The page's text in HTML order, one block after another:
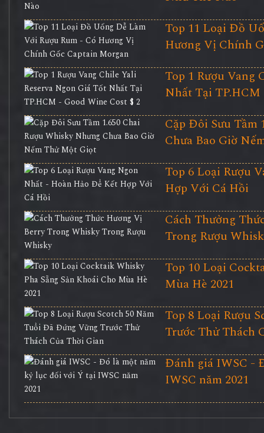
Top 11 Loại Đồ
Hương Vị Chính
Top 1 Rượu Vang
Nhất Tại TP.HCM
Cặp Đôi Sưu Tầm
Chưa Bao Giờ
Top 6 Loại Rượu
Hợp Với Cá Hồi
Cách Thưởng
Trong Rượu
Top 10 Loại
Mùa Hè 2021
Top 8 Loại Rượu
Trước Thử Thách
Đánh giá IWSC -
IWSC năm 2021